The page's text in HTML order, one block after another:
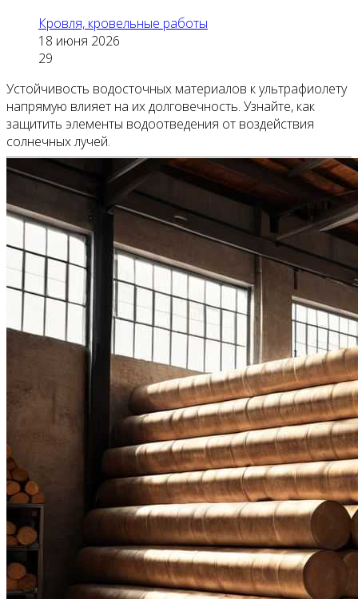
Кровля, кровельные работы
18 июня 2026
29
Устойчивость водосточных материалов к ультрафиолету
напрямую влияет на их долговечность. Узнайте, как
защитить элементы водоотведения от воздействия
солнечных лучей.